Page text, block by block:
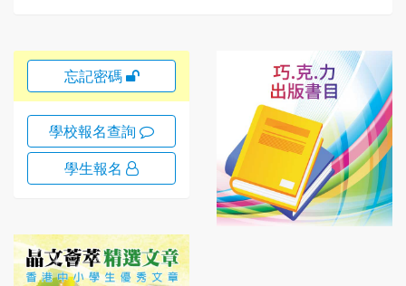
忘記密碼
學校報名查詢
學生報名